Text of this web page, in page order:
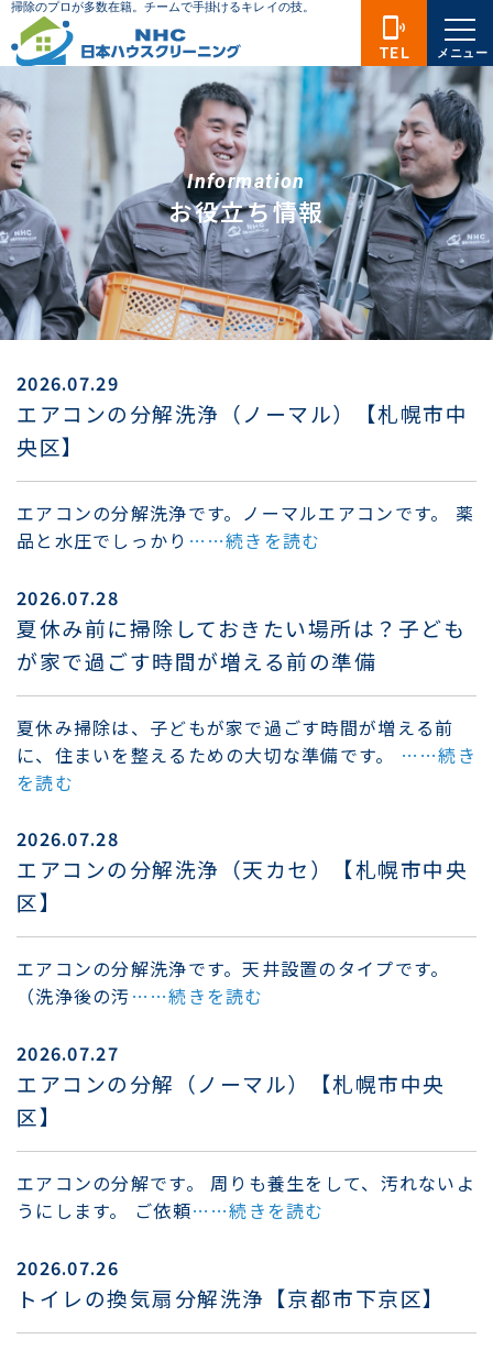
Information
お役立ち情報
2026.07.29
エアコンの分解洗浄（ノーマル）【札幌市中
央区】
エアコンの分解洗浄です。ノーマルエアコンです。 薬
品と水圧でしっかり ……続きを読む
2026.07.28
夏休み前に掃除しておきたい場所は？子ども
が家で過ごす時間が増える前の準備
夏休み掃除は、子どもが家で過ごす時間が増える前
に、住まいを整えるための大切な準備です。 ……続き
を読む
2026.07.28
エアコンの分解洗浄（天カセ）【札幌市中央
区】
エアコンの分解洗浄です。天井設置のタイプです。
（洗浄後の汚……続きを読む
2026.07.27
エアコンの分解（ノーマル）【札幌市中央
区】
エアコンの分解です。 周りも養生をして、汚れないよ
うにします。 ご依頼……続きを読む
2026.07.26
トイレの換気扇分解洗浄【京都市下京区】
phonelink_ring
TEL メニュー